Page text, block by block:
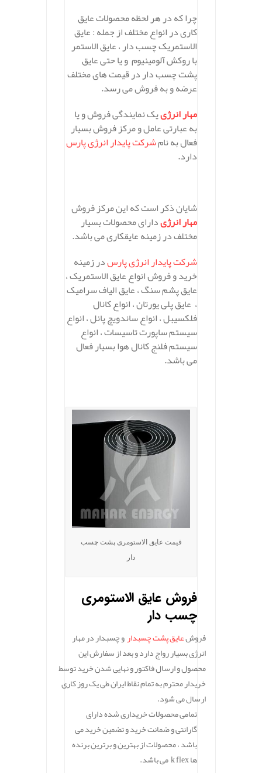
چرا که در هر لحظه محصولات عایق
کاری در انواع مختلف از جمله : عایق
الاستمریک چسب دار ، عایق الاستمر
با روکش آلومینیوم و یا حتی عایق
پشت چسب دار در قیمت های مختلف
عرضه و به فروش می رسد.
مهار انرژییک نمایندگی فروش و یا
به عبارتی عامل و مرکز فروش بسیار
فعال به نامشرکت پایدار انرژی پارس
دارد.
شایان ذکر است که این مرکز فروش
مهار انرژیدارای محصولات بسیار
مختلف در زمینه عایقکاری می باشد.
شرکت پایدار انرژی پارسدر زمینه
خرید و فروش انواع عایق الاستمریک ،
عایق پشم سنگ ، عایق الیاف سرامیک
، عایق پلی یورتان ، انواع کانال
فلکسیبل ، انواع ساندویچ پانل ، انواع
سیستم ساپورت تاسیسات ، انواع
سیستم فلنج کانال هوا بسیار فعال
می باشد.
قیمت عایق الاستومری پشت چسب
دار
فروش عایق الاستومری
چسب دار
فروشعایق پشت چسبدارو چسبدار در مهار
انرژی بسیار رواج دارد و بعد از سفارش این
محصول و ارسال فاکتور و نهایی شدن خرید توسط
خریدار محترم به تمام نقاط ایران طی یک روز کاری
ارسال می شود.
تمامی محصولات خریداری شده دارای
گارانتی و ضمانت خرید و تضمین خرید می
باشد ، محصولات از بهترین و برترین برنده
ها k flex می باشد.